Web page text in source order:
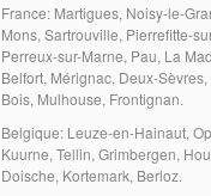
France: Martigues, Noisy-le-
Mons, Sartrouville, Pierrefitte-
Perreux-sur-Marne, Pau, La
Belfort, Mérignac, Deux-
Bois, Mulhouse, Frontignan.
Belgique: Leuze-en-Hainaut,
Kuurne, Tellin, Grimbergen,
Doische, Kortemark, Berloz.